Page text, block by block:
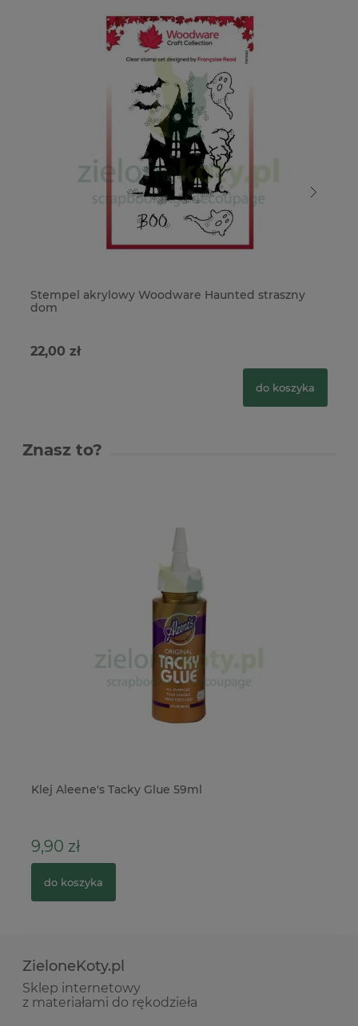
Stempel akrylowy Woodware Haunted straszny
dom
22,00 zł
do koszyka
Znasz to?
Klej Aleene's Tacky Glue 59ml
9,90 zł
do koszyka
ZieloneKoty.pl
Sklep internetowy
z materiałami do rękodzieła